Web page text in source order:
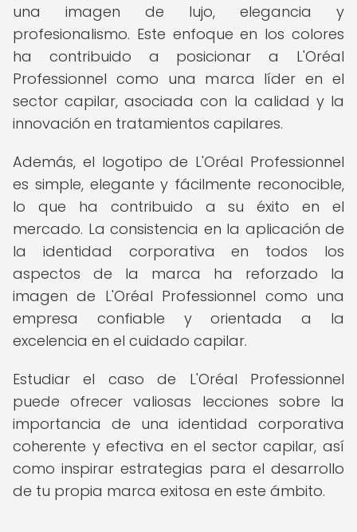
una imagen de lujo, elegancia y
profesionalismo. Este enfoque en los colores
ha contribuido a posicionar a L'Oréal
Professionnel como una marca líder en el
sector capilar, asociada con la calidad y la
innovación en tratamientos capilares.
Además, el logotipo de L'Oréal Professionnel
es simple, elegante y fácilmente reconocible,
lo que ha contribuido a su éxito en el
mercado. La consistencia en la aplicación de
la identidad corporativa en todos los
aspectos de la marca ha reforzado la
imagen de L'Oréal Professionnel como una
empresa confiable y orientada a la
excelencia en el cuidado capilar.
Estudiar el caso de L'Oréal Professionnel
puede ofrecer valiosas lecciones sobre la
importancia de una identidad corporativa
coherente y efectiva en el sector capilar, así
como inspirar estrategias para el desarrollo
de tu propia marca exitosa en este ámbito.